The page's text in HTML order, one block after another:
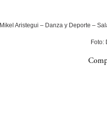
Mikel Aristegui – Danza y Deporte –
Foto: